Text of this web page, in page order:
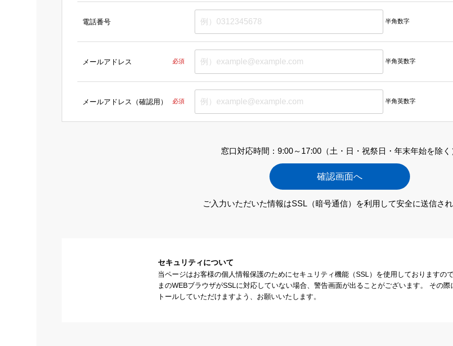
電話番号 半角数字
メールアドレス 必須 半角英数字
メールアドレス（確認用） 必須 半角英数字
窓口対応時間：9:00～17:00（土・日・祝祭日・年末年始を除く
ご入力いただいた情報はSSL（暗号通信） を利用して安全に送信さ
セキュリティについて
当ページはお客様の個人情報保護のためにセキュリティ機能（SSL）を使用しておりますの
まのWEBブラウザがSSLに対応していない場合、警告画面が出ることがございます。 その
トールしていただけますよう、お願いいたします。